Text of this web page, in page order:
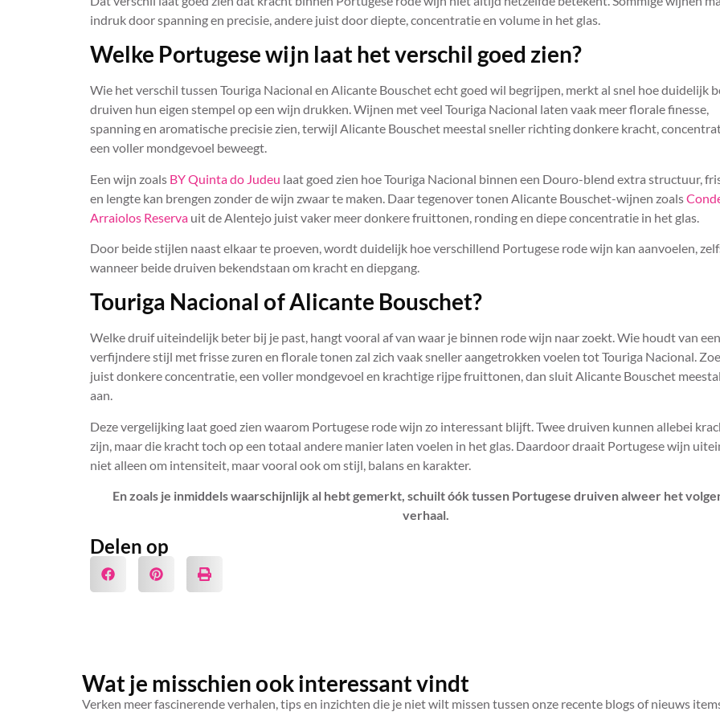
indruk door spanning en precisie, andere juist door diepte, concentratie en volume in het glas.
Welke Portugese wijn laat het verschil goed zien?
Wie het verschil tussen Touriga Nacional en Alicante Bouschet echt goed wil begrijpen, merkt al snel hoe duidelijk
druiven hun eigen stempel op een wijn drukken. Wijnen met veel Touriga Nacional laten vaak meer florale finesse,
spanning en aromatische precisie zien, terwijl Alicante Bouschet meestal sneller richting donkere kracht,
een voller mondgevoel beweegt.
Een wijn zoals BY Quinta do Judeu laat goed zien hoe Touriga Nacional binnen een Douro-blend extra structuur,
en lengte kan brengen zonder de wijn zwaar te maken. Daar tegenover tonen Alicante Bouschet-wijnen zoals
Arraiolos Reserva uit de Alentejo juist vaker meer donkere fruittonen, ronding en diepe concentratie in het glas.
Door beide stijlen naast elkaar te proeven, wordt duidelijk hoe verschillend Portugese rode wijn kan aanvoelen,
wanneer beide druiven bekendstaan om kracht en diepgang.
Touriga Nacional of Alicante Bouschet?
Welke druif uiteindelijk beter bij je past, hangt vooral af van waar je binnen rode wijn naar zoekt. Wie houdt van een
verfijndere stijl met frisse zuren en florale tonen zal zich vaak sneller aangetrokken voelen tot Touriga Nacional.
juist donkere concentratie, een voller mondgevoel en krachtige rijpe fruittonen, dan sluit Alicante Bouschet
aan.
Deze vergelijking laat goed zien waarom Portugese rode wijn zo interessant blijft. Twee druiven kunnen allebei
zijn, maar die kracht toch op een totaal andere manier laten voelen in het glas. Daardoor draait Portugese wijn
niet alleen om intensiteit, maar vooral ook om stijl, balans en karakter.
En zoals je inmiddels waarschijnlijk al hebt gemerkt, schuilt óók tussen Portugese druiven alweer het
verhaal.
Delen op
Wat je misschien ook interessant vindt
Verken meer fascinerende verhalen, tips en inzichten die je niet wilt missen tussen onze recente blogs of nieuws